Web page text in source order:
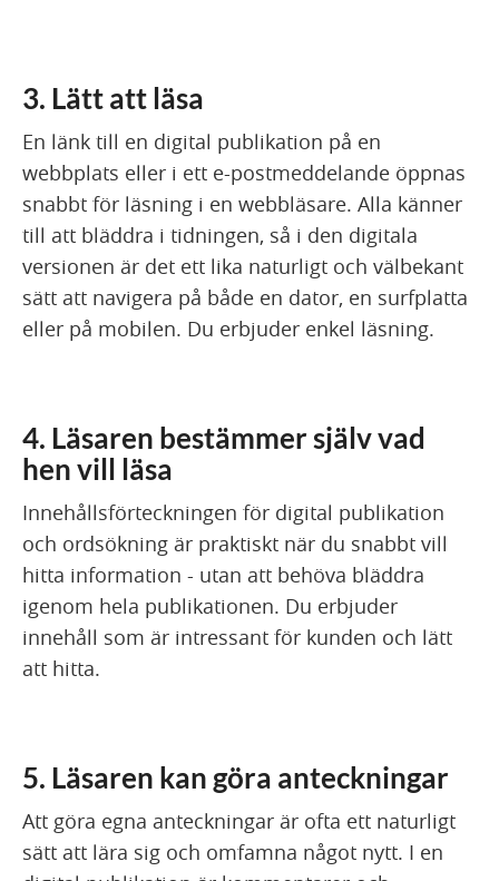
3. Lätt att läsa
En länk till en digital publikation på en
webbplats eller i ett e-postmeddelande öppnas
snabbt för läsning i en webbläsare. Alla känner
till att bläddra i tidningen, så i den digitala
versionen är det ett lika naturligt och välbekant
sätt att navigera på både en dator, en surfplatta
eller på mobilen. Du erbjuder enkel läsning.
4. Läsaren bestämmer själv vad
hen vill läsa
Innehållsförteckningen för digital publikation
och ordsökning är praktiskt när du snabbt vill
hitta information - utan att behöva bläddra
igenom hela publikationen. Du erbjuder
innehåll som är intressant för kunden och lätt
att hitta.
5. Läsaren kan göra anteckningar
Att göra egna anteckningar är ofta ett naturligt
sätt att lära sig och omfamna något nytt. I en